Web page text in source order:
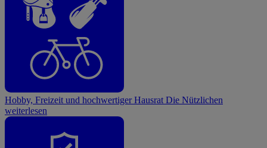
Hobby, Freizeit und hochwertiger Hausrat Die Nützlichen
weiterlesen